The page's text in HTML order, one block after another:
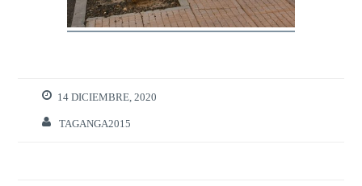
14 DICIEMBRE, 2020
TAGANGA2015